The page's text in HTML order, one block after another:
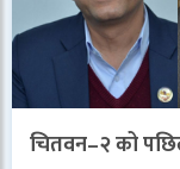
चितवन–२ को